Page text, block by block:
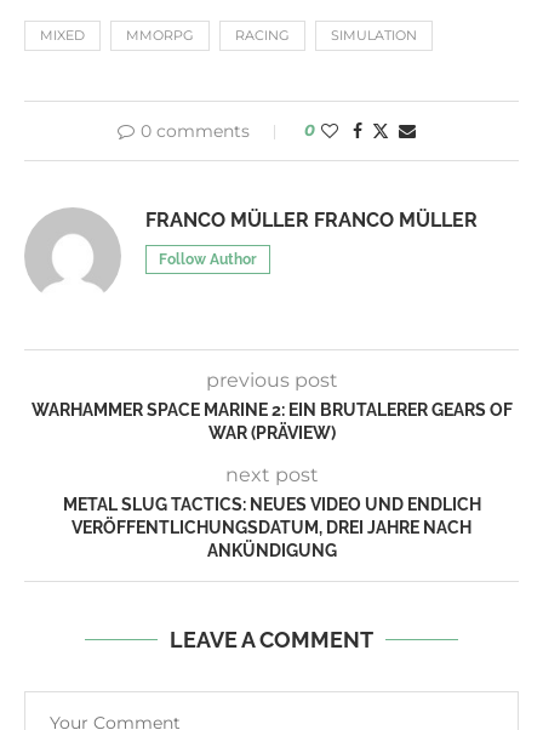
MIXED MMORPG RACING SIMULATION
0 comments 0
FRANCO MÜLLER FRANCO MÜLLER
Follow Author
previous post
WARHAMMER SPACE MARINE 2: EIN BRUTALERER GEARS OF
WAR (PRÄVIEW)
next post
METAL SLUG TACTICS: NEUES VIDEO UND ENDLICH
VERÖFFENTLICHUNGSDATUM, DREI JAHRE NACH
ANKÜNDIGUNG
LEAVE A COMMENT